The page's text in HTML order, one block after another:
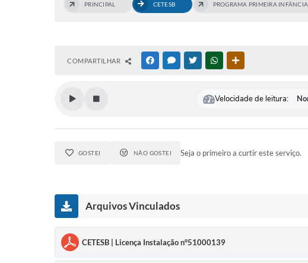
PRINCIPAL CETESB PROGRAMA PRIMEIRA INFÂNCIA
COMPARTILHAR FACEBOOKMESSENGER
TWITTERWHATSAPP
Velocidade de leitura:
GOSTEI NÃO GOSTEI Seja o primeiro a curtir este serviço.
Arquivos Vinculados
CETESB | Licença Instalação n°51000139